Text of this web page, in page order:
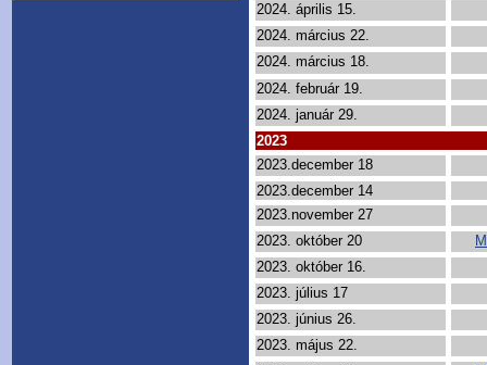
2024. április 15.
2024. március 22.
2024. március 18.
2024. február 19.
2024. január 29.
2023
2023.december 18
2023.december 14
2023.november 27
2023. október 20
2023. október 16.
2023. július 17
2023. június 26.
2023. május 22.